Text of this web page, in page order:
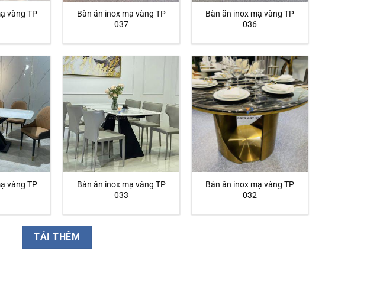
vàng TP
Bàn ăn inox mạ vàng TP
037
Bàn ăn inox mạ vàng TP
036
vàng TP
Bàn ăn inox mạ vàng TP
033
Bàn ăn inox mạ vàng TP
032
TẢI THÊM